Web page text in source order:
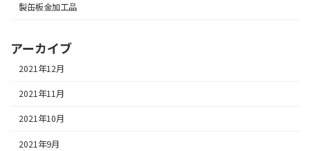
製缶板金加工品
アーカイブ
2021年12月
2021年11月
2021年10月
2021年9月